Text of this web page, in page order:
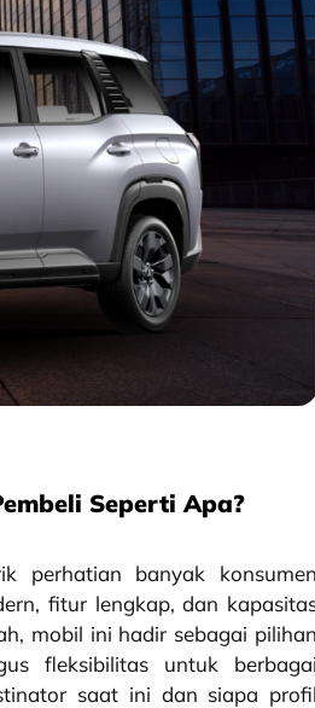
Seperti Apa?
perhatian banyak konsumen
fitur lengkap, dan
mobil ini hadir sebagai pilihan
fleksibilitas untuk berbagai
saat ini dan siapa profil